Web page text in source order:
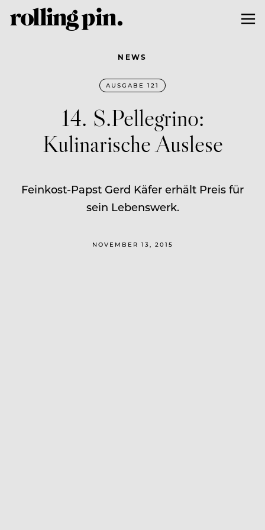
NEWS
AUSGABE 121
14. S.Pellegrino:
Kulinarische Auslese
Feinkost-Papst Gerd Käfer erhält Preis für
sein Lebenswerk.
NOVEMBER 13, 2015